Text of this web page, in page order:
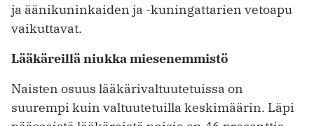
ja äänikuninkaiden ja -kuningattarien vetoapu
vaikuttavat.
Lääkäreillä niukka miesenemmistö
Naisten osuus lääkärivaltuutetuissa on
suurempi kuin valtuutetuilla keskimäärin. Läpi